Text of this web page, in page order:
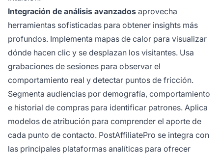
Integración de análisis avanzados aprovecha
herramientas sofisticadas para obtener insights más
profundos. Implementa mapas de calor para visualizar
dónde hacen clic y se desplazan los visitantes. Usa
grabaciones de sesiones para observar el
comportamiento real y detectar puntos de fricción.
Segmenta audiencias por demografía, comportamiento
e historial de compras para identificar patrones. Aplica
modelos de atribución para comprender el aporte de
cada punto de contacto. PostAffiliatePro se integra con
las principales plataformas analíticas para ofrecer